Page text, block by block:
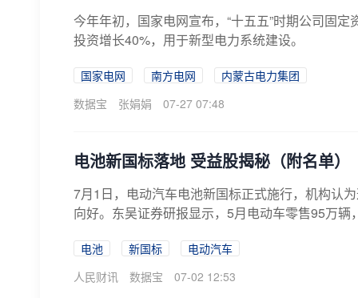
今年年初，国家电网宣布，“十五五”时期公司固
投资增长40%，用于新型电力系统建设。
国家电网 南方电网
内蒙古电力集团
数据宝
张娟娟 07-27 07:48
电池新国标落地 受益股揭秘（附名单）
7月1日，电动汽车电池新国标正式施行，机构认
向好。东吴证券研报显示，5月电动车零售95万
电池 新国标
电动汽车
人民财讯
数据宝 07-02 12:53